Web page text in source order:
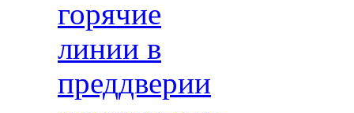
горячие
линии в
преддверии